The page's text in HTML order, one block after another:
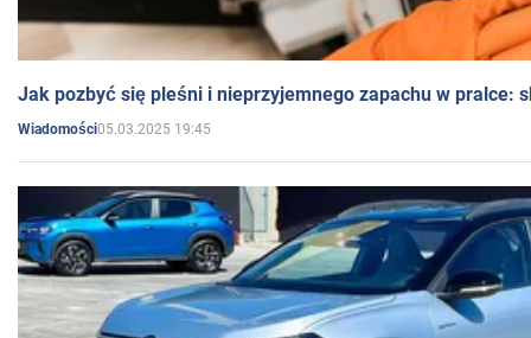
Jak pozbyć się pleśni i nieprzyjemnego zapachu w pralce:
Wiadomości05.03.2025 19:45